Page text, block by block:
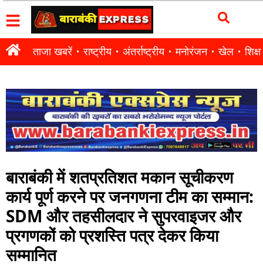
ताजा खबरें राष्ट्रीय अंतर्राष्ट्रीय मनोरंजन खेल शिक्षा
बाराबंकी में शतप्रतिशत मकान सूचीकरण
कार्य पूर्ण करने पर जनगणना टीम का सम्मान:
SDM और तहसीलदार ने सुपरवाइजर और
प्रगणकों को प्रशस्ति पत्र देकर किया
सम्मानित